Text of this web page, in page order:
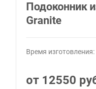
Подоконник
Granite
Время изготовления:
от 12550